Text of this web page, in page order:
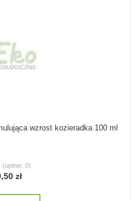
wzrost kozieradka 100 ml
(opinie: 0)
zł